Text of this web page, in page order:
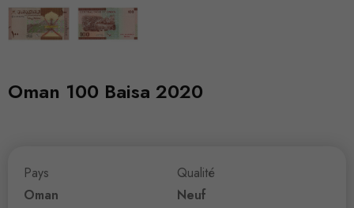
Oman 100 Baisa 2020
Pays
Oman
Qualité
Neuf